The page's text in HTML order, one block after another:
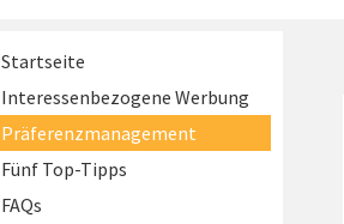
Startseite
Interessenbezogene Werbung
Präferenzmanagement
Fünf Top-Tipps
FAQs